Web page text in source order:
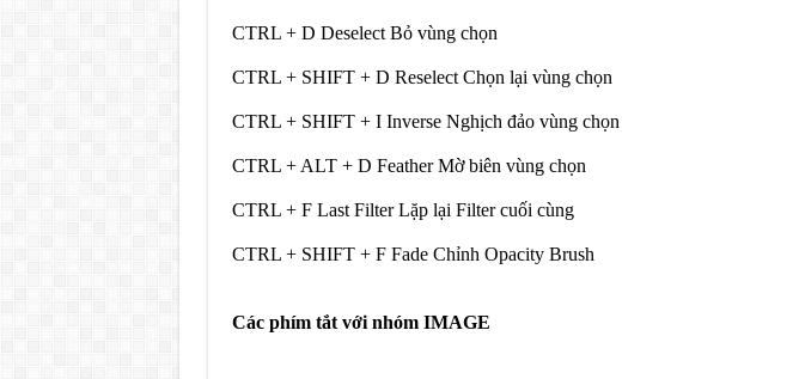
CTRL + D Deselect Bỏ vùng chọn
CTRL + SHIFT + D Reselect Chọn lại vùng chọn
CTRL + SHIFT + I Inverse Nghịch đảo vùng chọn
CTRL + ALT + D Feather Mờ biên vùng chọn
CTRL + F Last Filter Lặp lại Filter cuối cùng
CTRL + SHIFT + F Fade Chỉnh Opacity Brush
Các phím tắt với nhóm IMAGE